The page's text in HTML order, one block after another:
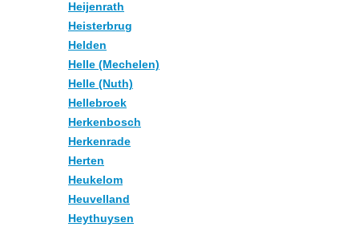
Heijenrath
Heisterbrug
Helden
Helle (Mechelen)
Helle (Nuth)
Hellebroek
Herkenbosch
Herkenrade
Herten
Heukelom
Heuvelland
Heythuysen